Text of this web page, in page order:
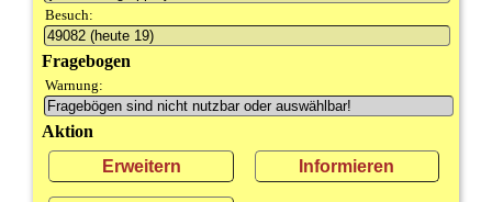
Besuch:
Fragebogen
Warnung:
Aktion
Erweitern
Informieren